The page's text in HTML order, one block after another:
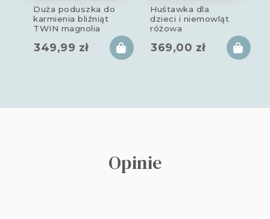
Duża poduszka do
karmienia bliźniąt
TWIN magnolia
349,99 zł
Huśtawka dla
dzieci i niemowląt
różowa
369,00 zł
Opinie